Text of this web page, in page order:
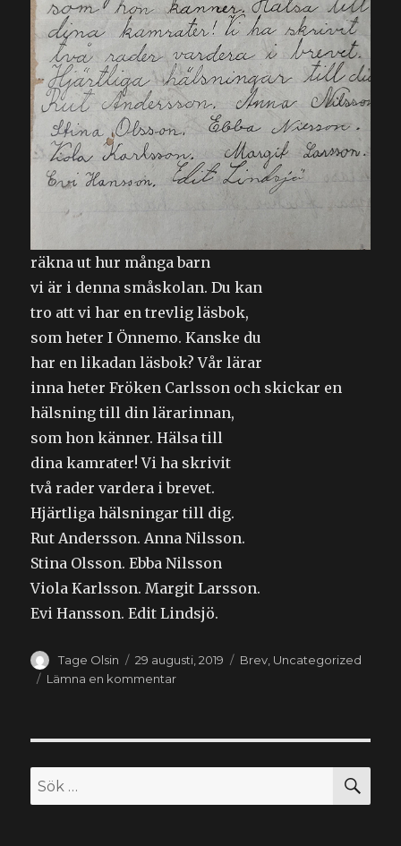
räkna ut hur många barn
vi är i denna småskolan. Du kan
tro att vi har en trevlig läsbok,
som heter I Önnemo. Kanske du
har en likadan läsbok? Vår lärar
inna heter Fröken Carlsson och skickar en
hälsning till din lärarinnan,
som hon känner. Hälsa till
dina kamrater! Vi ha skrivit
två rader vardera i brevet.
Hjärtliga hälsningar till dig.
Rut Andersson. Anna Nilsson.
Stina Olsson. Ebba Nilsson
Viola Karlsson. Margit Larsson.
Evi Hansson. Edit Lindsjö.
Författare
Tage Olsin
Publicerat
den
29 augusti, 2019 Kategorier
Brev Uncategorized
Lämna en kommentartill
Sök
efter: